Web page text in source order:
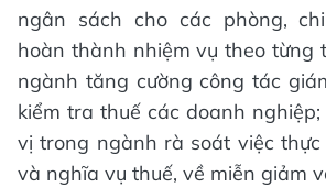
ngân sách cho các phòng,
hoàn thành nhiệm vụ theo từng
ngành tăng cường công tác
kiểm tra thuế các doanh
vị trong ngành rà soát việc
và nghĩa vụ thuế, về miễn giảm